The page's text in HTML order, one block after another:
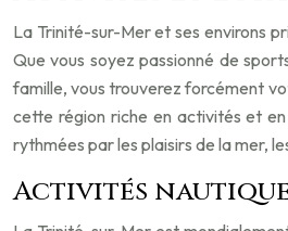
La Trinité-sur-Mer et ses environs
Que vous soyez passionné de
famille, vous trouverez forcément
cette région riche en activités et
rythmées par les plaisirs de la mer,
Activités